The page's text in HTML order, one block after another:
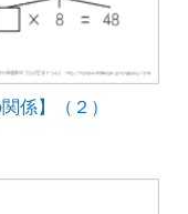
係】（２）